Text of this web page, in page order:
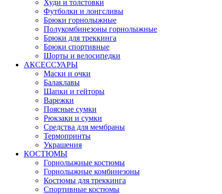
Худи и толстовки
Футболки и лонгсливы
Брюки горнолыжные
Полукомбинезоны горнолыжные
Брюки для треккинга
Брюки спортивные
Шорты и велосипедки
АКСЕССУАРЫ
Маски и очки
Балаклавы
Шапки и гейторы
Варежки
Поясные сумки
Рюкзаки и сумки
Средства для мембраны
Термопринты
Украшения
КОСТЮМЫ
Горнолыжные костюмы
Горнолыжные комбинезоны
Костюмы для треккинга
Спортивные костюмы